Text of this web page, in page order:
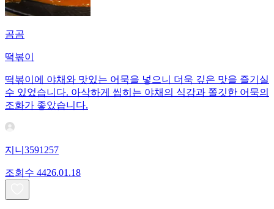
곰곰
떡볶이
떡볶이에 야채와 맛있는 어묵을 넣으니 더욱 깊은 맛을 즐기실
수 있었습니다. 아삭하게 씹히는 야채의 식감과 쫄깃한 어묵의
조화가 좋았습니다.
지니3591257
조회수 4426.01.18